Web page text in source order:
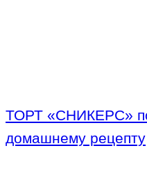
ТОРТ «СНИКЕРС»
домашнему рецепту